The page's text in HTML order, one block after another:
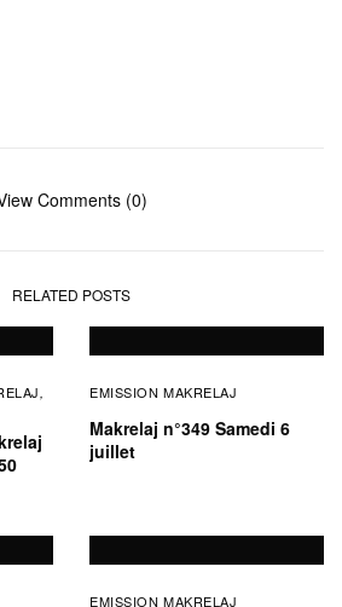
Comments (0)
RELATED POSTS
, EMISSION MAKRELAJ
Makrelaj n°349 Samedi 6
juillet
EMISSION MAKRELAJ